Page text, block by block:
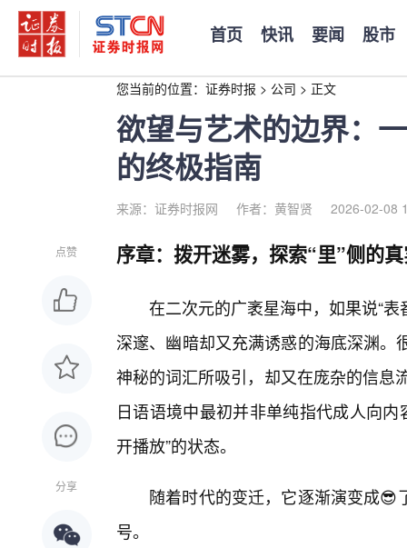
首页 快讯 要闻 股市
您当前的位置： 证券时报 > 公司 > 正文
欲望与艺术的边界：
的终极指南
来源：证券时报网 作者：黄智贤 2026-02-08
点赞
分享
序章：拨开迷雾，探索“里”侧的
在二次元的广袤星海中，如果说“
深邃、幽暗却又充满诱惑的海底深渊
神秘的词汇所吸引，却又在庞杂的信息
日语语境中最初并非单纯指代成人向内
开播放”的状态。
随着时代的变迁，它逐渐演变成
号。